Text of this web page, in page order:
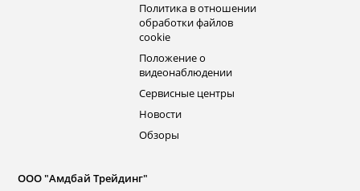
Политика в отношении
обработки файлов
cookie
Положение о
видеонаблюдении
Сервисные центры
Новости
Обзоры
ООО "Амдбай Трейдинг"